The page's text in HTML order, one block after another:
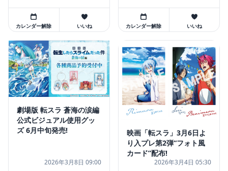
カレンダー解除 いいね カレンダー解除 いいね
劇場版 転スラ 蒼海の涙編
公式ビジュアル使用グッ
ズ 6月中旬発売!
2026年3月8日 09:00
映画「転スラ」3月6日よ
り入プレ第2弾“フォト風
カード”配布!
2026年3月4日 05:30